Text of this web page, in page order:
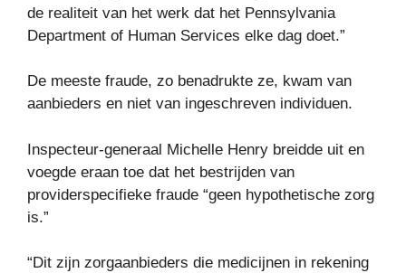
de realiteit van het werk dat het Pennsylvania
Department of Human Services elke dag doet.”
De meeste fraude, zo benadrukte ze, kwam van
aanbieders en niet van ingeschreven individuen.
Inspecteur-generaal Michelle Henry breidde uit en
voegde eraan toe dat het bestrijden van
providerspecifieke fraude “geen hypothetische zorg
is.”
“Dit zijn zorgaanbieders die medicijnen in rekening